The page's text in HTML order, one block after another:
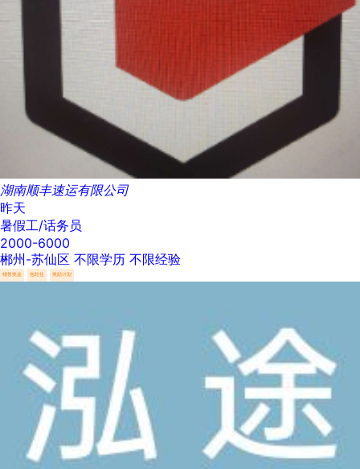
湖南顺丰速运有限公司
昨天
暑假工/话务员
2000-6000
郴州-苏仙区 不限学历 不限经验
销售奖金 包吃住 奖励计划